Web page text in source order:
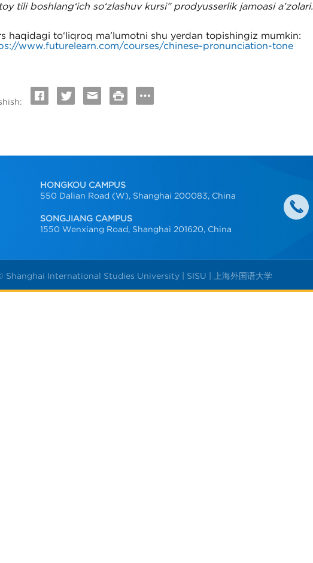
tili boshlang‘ich so‘zlashuv kursi” prodyusserlik jamoasi a’zolari.
haqidagi to‘liqroq ma’lumotni shu yerdan topishingiz mumkin:
www.futurelearn.com/courses/chinese-pronunciation-tone
HONGKOU CAMPUS
550 Dalian Road (W), Shanghai 200083, China
SONGJIANG CAMPUS
1550 Wenxiang Road, Shanghai 201620, China
Shanghai International Studies University | SISU | 上海外国语大学